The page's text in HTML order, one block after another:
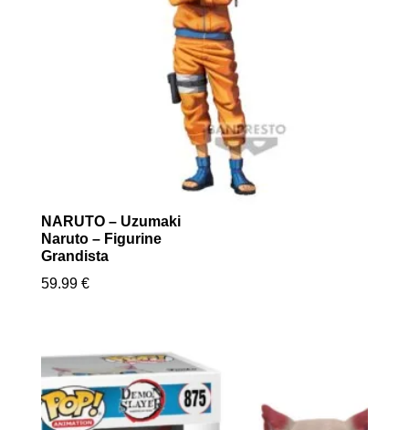
NARUTO – Uzumaki
Naruto – Figurine
Grandista
59.99 €